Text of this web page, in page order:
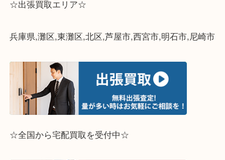
☆出張買取エリア☆
兵庫県,灘区,東灘区,北区,芦屋市,西宮市,明石市,尼崎